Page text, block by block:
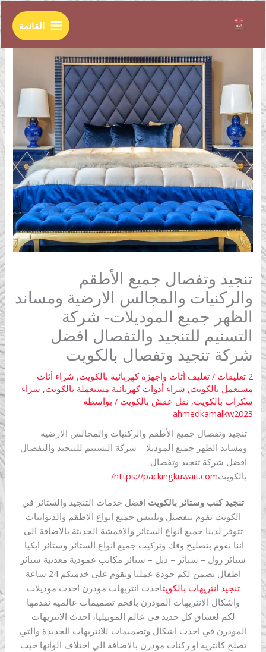
تخطي
Main
Menu
القائمة
تنجيد وتفصال جميع الأطقم
والركنيات والمجالس الارضية ومساند
الظهر جميع الموديلات- شركة
التسنيم للتنجيد والتفصال افضل
شركة تنجيد وتفصال بالكويت
2 تعليقات /تغليف أثاث وأجهزة كهربائية بالكويت, شراء أثاث
مستعمل بالكويت, شراء أدوات كهربائية مستعملة بالكويت, شراء
سكراب بالكويت, نقل عفش بالكويت / بواسطة
ahmedkamalkw2023
تنجيد وتفصال جميع الأطقم والركنيات والمجالس الارضية
ومساند الظهر جميع الموديلا – شركة التسنيم للتنجيد والتفصال
افضل شركة تنجيد وتفصال
بالكويتhttps://packingkuwait.com/
تنجيد كنب وستائر بالكويت افضل خدمات التنجيد والستائر في
الكويت نقوم بتفصيل وتلبيس جميع انواع الاطقم والديوانيات
تتوفر لدينا جميع انواع الستائر والاقمشة الحديثة بالاضافة الى
اننا نقوم بتصليح وفك وتركيب جميع انواع الستائر وستائر ايكيا
ستائر رول – ستائر – دبل – ستائر مكاتب عمودية معدنية ستائر
اطفال نضمن لكم جودة عملنا ونقوم على خدمتكم 24 ساعة
تنجيد انتريهات بالكويتاحدث انتريهات مودرن احدث موديلات
واشكال الانتريهات المودرن بأفخم تصميمات عالمية نقدمها
لكم لعشاق كل جديد في عالم الموبيليا، احدث الانتريهات
المودرن في احدث اشكال وتصميمات للانتريهات الجديدة والتي
تصلح كانتريه او ركنات مودرن بالاضافة الي اختلاف الوانها حيث